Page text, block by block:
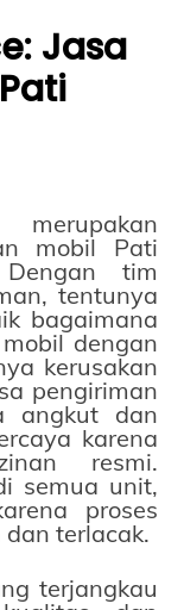
Jasa
mobil Pati
tim
tentunya
bagaimana
dengan
kerusakan
pengiriman
angkut dan
karena
resmi.
semua unit,
proses
terlacak.
terjangkau